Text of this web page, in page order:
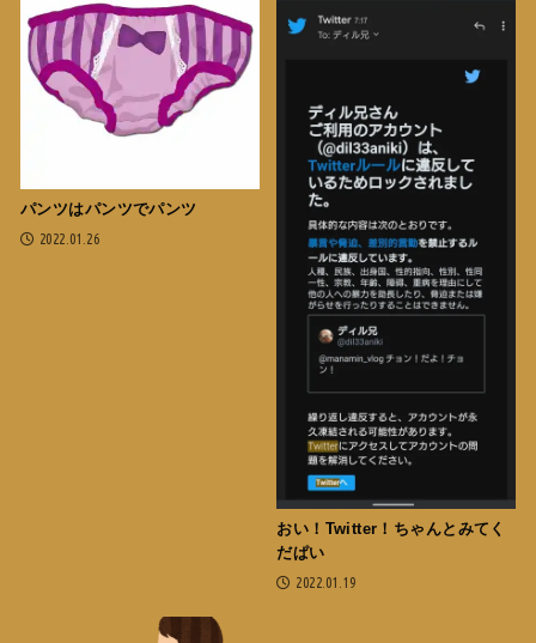
パンツはパンツでパンツ
2022.01.26
おい！Twitter！ちゃんとみてく
だぱい
2022.01.19